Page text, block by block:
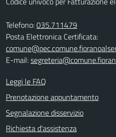
Telefono:035.711479
Posta Elettronica Certificata:
E-mail:
Leggi le FAQ
Prenotazione appuntamento
Segnalazione disservizio
Richiesta d'assistenza